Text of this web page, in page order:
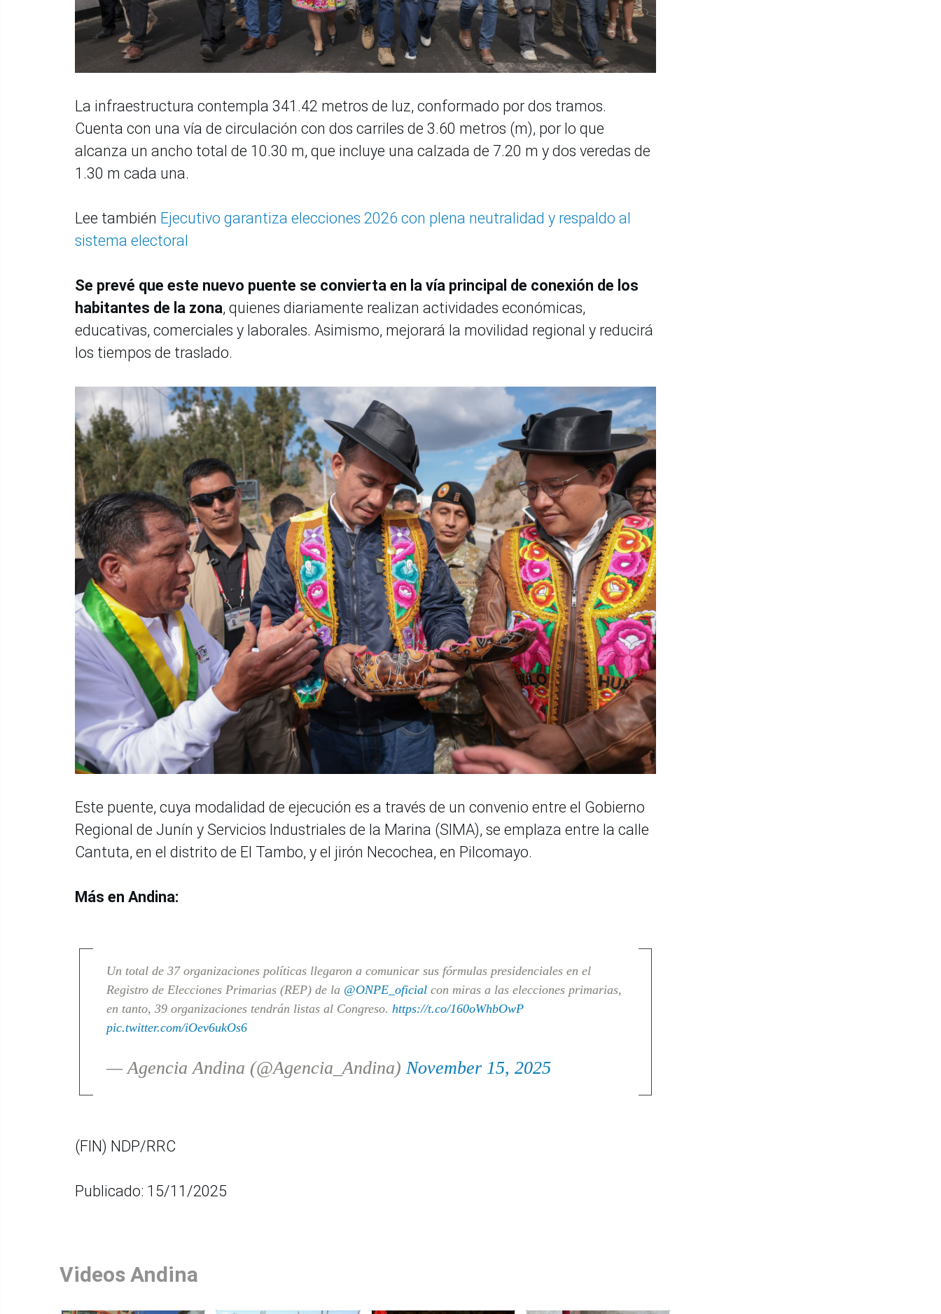
La infraestructura contempla 341.42 metros de luz, conformado por dos tramos.
Cuenta con una vía de circulación con dos carriles de 3.60 metros (m), por lo que
alcanza un ancho total de 10.30 m, que incluye una calzada de 7.20 m y dos veredas de
1.30 m cada una.
Lee también Ejecutivo garantiza elecciones 2026 con plena neutralidad y respaldo al
sistema electoral
Se prevé que este nuevo puente se convierta en la vía principal de conexión de los
habitantes de la zona, quienes diariamente realizan actividades económicas,
educativas, comerciales y laborales. Asimismo, mejorará la movilidad regional y reducirá
los tiempos de traslado.
Este puente, cuya modalidad de ejecución es a través de un convenio entre el Gobierno
Regional de Junín y Servicios Industriales de la Marina (SIMA), se emplaza entre la calle
Cantuta, en el distrito de El Tambo, y el jirón Necochea, en Pilcomayo.
Más en Andina:
Un total de 37 organizaciones políticas llegaron a comunicar sus fórmulas presidenciales en el
Registro de Elecciones Primarias (REP) de la @ONPE_oficialcon miras a las elecciones primarias,
en tanto, 39 organizaciones tendrán listas al Congreso. https://t.co/160oWhbOwP
pic.twitter.com/iOev6ukOs6
— Agencia Andina (@Agencia_Andina) November 15, 2025
(FIN) NDP/RRC
Publicado: 15/11/2025
Videos Andina